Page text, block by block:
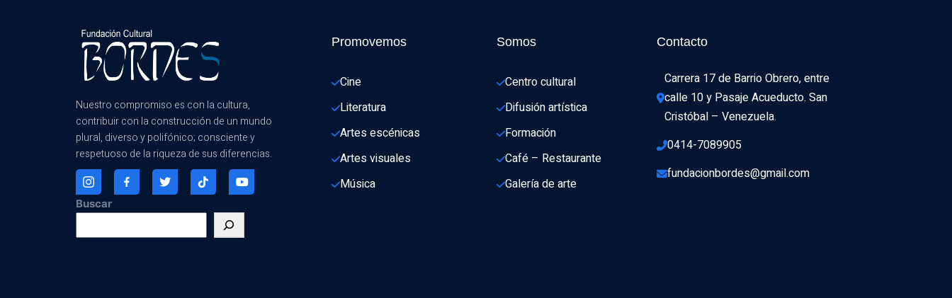
Nuestro compromiso es con la cultura,
contribuir con la construcción de un mundo
plural, diverso y polifónico; consciente y
respetuoso de la riqueza de sus diferencias.
Buscar
Promovemos
Cine
Literatura
Artes escénicas
Artes visuales
Música
Somos
Centro cultural
Difusión artística
Formación
Café – Restaurante
Galería de arte
Contacto
Carrera 17 de Barrio Obrero, entre
calle 10 y Pasaje Acueducto. San
Cristóbal – Venezuela.
0414-7089905
fundacionbordes@gmail.com